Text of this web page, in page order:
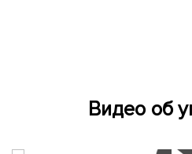
Видео об